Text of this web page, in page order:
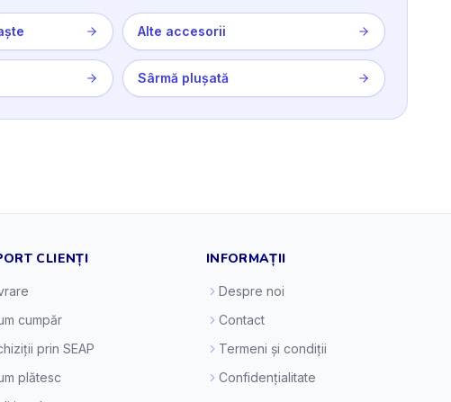
Alte accesorii
Sârmă plușată
CLIENȚI
cumpăr
prin SEAP
plătesc
INFORMAȚII
Despre noi
Contact
Termeni și condiții
Confidențialitate